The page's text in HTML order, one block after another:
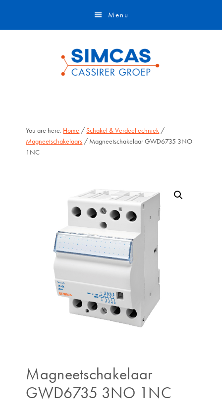
Menu
You are here: Home /Schakel & Verdeeltechniek /
Magneetschakelaars / Magneetschakelaar GWD6735 3NO
1NC
Magneetschakelaar
GWD6735 3NO 1NC